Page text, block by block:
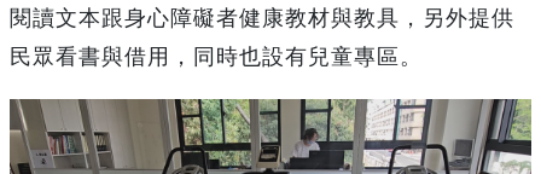
閱讀文本跟身心障礙者健康教材與教具，另外提供
民眾看書與借用，同時也設有兒童專區。